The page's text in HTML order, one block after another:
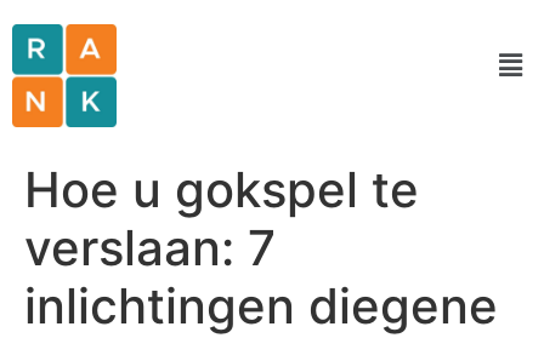
Hoe u gokspel te
verslaan: 7
inlichtingen diegene